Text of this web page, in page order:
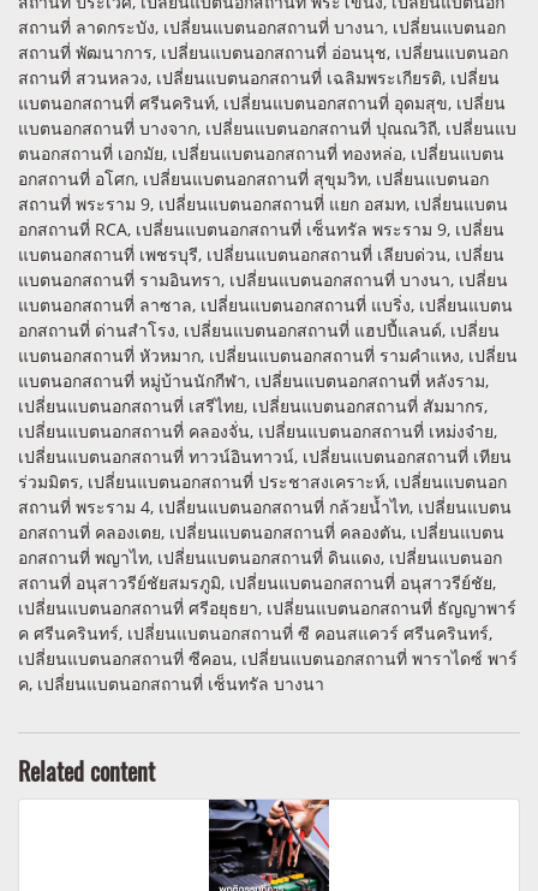
สถานที่ ลาดกระบัง, เปลี่ยนแบตนอกสถานที่ บางนา, เปลี่ยนแบตนอก
สถานที่ พัฒนาการ, เปลี่ยนแบตนอกสถานที่ อ่อนนุช, เปลี่ยนแบตนอก
สถานที่ สวนหลวง, เปลี่ยนแบตนอกสถานที่ เฉลิมพระเกียรติ, เปลี่ยน
แบตนอกสถานที่ ศรีนครินท์, เปลี่ยนแบตนอกสถานที่ อุดมสุข, เปลี่ยน
แบตนอกสถานที่ บางจาก, เปลี่ยนแบตนอกสถานที่ ปุณณวิถี, เปลี่ยนแบ
ตนอกสถานที่ เอกมัย, เปลี่ยนแบตนอกสถานที่ ทองหล่อ, เปลี่ยนแบตน
อกสถานที่ อโศก, เปลี่ยนแบตนอกสถานที่ สุขุมวิท, เปลี่ยนแบตนอก
สถานที่ พระราม 9, เปลี่ยนแบตนอกสถานที่ แยก อสมท, เปลี่ยนแบตน
อกสถานที่ RCA, เปลี่ยนแบตนอกสถานที่ เซ็นทรัล พระราม 9, เปลี่ยน
แบตนอกสถานที่ เพชรบุรี, เปลี่ยนแบตนอกสถานที่ เลียบด่วน, เปลี่ยน
แบตนอกสถานที่ รามอินทรา, เปลี่ยนแบตนอกสถานที่ บางนา, เปลี่ยน
แบตนอกสถานที่ ลาซาล, เปลี่ยนแบตนอกสถานที่ แบริ่ง, เปลี่ยนแบตน
อกสถานที่ ด่านสำโรง, เปลี่ยนแบตนอกสถานที่ แฮปปี้แลนด์, เปลี่ยน
แบตนอกสถานที่ หัวหมาก, เปลี่ยนแบตนอกสถานที่ รามคำแหง, เปลี่ยน
แบตนอกสถานที่ หมู่บ้านนักกีฬา, เปลี่ยนแบตนอกสถานที่ หลังราม,
เปลี่ยนแบตนอกสถานที่ เสรีไทย, เปลี่ยนแบตนอกสถานที่ สัมมากร,
เปลี่ยนแบตนอกสถานที่ คลองจั่น, เปลี่ยนแบตนอกสถานที่ เหม่งจ๋าย,
เปลี่ยนแบตนอกสถานที่ ทาวน์อินทาวน์, เปลี่ยนแบตนอกสถานที่ เทียน
ร่วมมิตร, เปลี่ยนแบตนอกสถานที่ ประชาสงเคราะห์, เปลี่ยนแบตนอก
สถานที่ พระราม 4, เปลี่ยนแบตนอกสถานที่ กล้วยน้ำไท, เปลี่ยนแบตน
อกสถานที่ คลองเตย, เปลี่ยนแบตนอกสถานที่ คลองตัน, เปลี่ยนแบตน
อกสถานที่ พญาไท, เปลี่ยนแบตนอกสถานที่ ดินแดง, เปลี่ยนแบตนอก
สถานที่ อนุสาวรีย์ชัยสมรภูมิ, เปลี่ยนแบตนอกสถานที่ อนุสาวรีย์ชัย,
เปลี่ยนแบตนอกสถานที่ ศรีอยุธยา, เปลี่ยนแบตนอกสถานที่ ธัญญาพาร์
ค ศรีนครินทร์, เปลี่ยนแบตนอกสถานที่ ซี คอนสแควร์ ศรีนครินทร์,
เปลี่ยนแบตนอกสถานที่ ซีคอน, เปลี่ยนแบตนอกสถานที่ พาราไดซ์ พาร์
ค, เปลี่ยนแบตนอกสถานที่ เซ็นทรัล บางนา
Related content